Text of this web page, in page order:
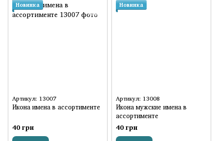
Новинка
Артикул: 13007
Икона имена в ассортименте
40 грн
Новинка
Артикул: 13008
Икона мужские имена в
ассортименте
40 грн